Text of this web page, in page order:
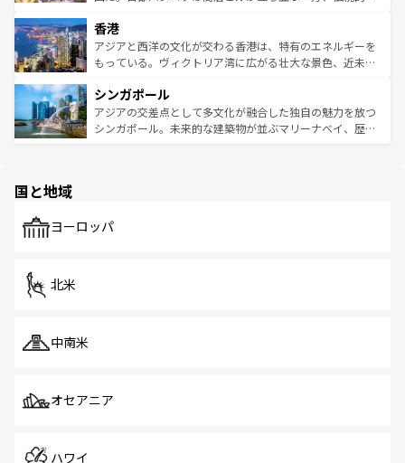
とつ。フォーやバインミー、ベトナムコーヒーなどは、ぜ
ひ現地で味わいたい。どの地域を訪れてもあたたかい人々
が旅行者を迎えてくれるので、きっと忘れられない旅にな
参照してほしい。
の活気が交差している。北部ではチェンマイなどの山岳地
帯で自然と触れ合い、南部ではプーケットやクラビの美し
いビーチでリゾート気分を楽しむことができる。タイ料理
激する。気候は一年中温暖で、どの季節にも異なる楽しみ
が待っている。親しみやすいタイの人々、仏教を中心とし
た文化、そして多様な観光資源が、訪れる旅人を魅了し続
香港
アジアと西洋の文化が交わる香港は、特有のエネルギーを
もっている。ヴィクトリア湾に広がる壮大な景色、近未来
み、どこを訪れても感動するはず。観光スポットが密集し
ており、効率よく見どころを回れるのも魅力。息をのむよ
うな絶景から文化的な体験まで、香港を存分に楽しみ尽く
シンガポール
アジアの交差点として多文化が融合した独自の魅力を放つ
シンガポール。未来的な建築物が並ぶマリーナベイ、歴史
で、ホーカーズは地元の風情を楽しめる外せないスポット
国と地域
ヨーロッパ
北米
中南米
オセアニア
ハワイ